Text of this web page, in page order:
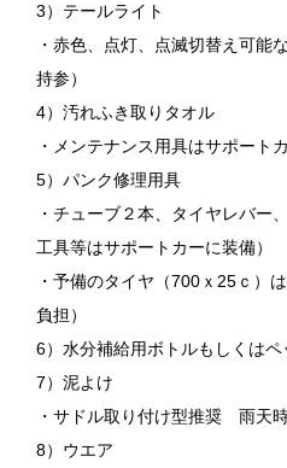
3）テールライト
・赤色、点灯、点滅切替え可能
持参）
4）汚れふき取りタオル
・メンテナンス用具はサポート
5）パンク修理用具
・チューブ２本、タイヤレバー
工具等はサポートカーに装備）
・予備のタイヤ（700ｘ25ｃ）
負担）
6）水分補給用ボトルもしくはペ
7）泥よけ
・サドル取り付け型推奨 雨天
8）ウエア